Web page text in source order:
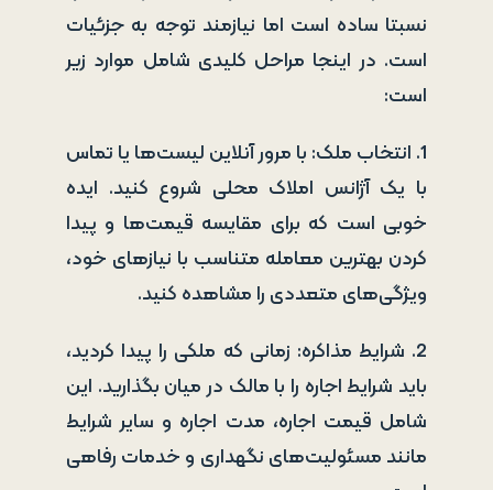
نسبتا ساده است اما نیازمند توجه به جزئیات
است. در اینجا مراحل کلیدی شامل موارد زیر
است:
1. انتخاب ملک: با مرور آنلاین لیست‌ها یا تماس
با یک آژانس املاک محلی شروع کنید. ایده
خوبی است که برای مقایسه قیمت‌ها و پیدا
کردن بهترین معامله متناسب با نیازهای خود،
ویژگی‌های متعددی را مشاهده کنید.
2. شرایط مذاکره: زمانی که ملکی را پیدا کردید،
باید شرایط اجاره را با مالک در میان بگذارید. این
شامل قیمت اجاره، مدت اجاره و سایر شرایط
مانند مسئولیت‌های نگهداری و خدمات رفاهی